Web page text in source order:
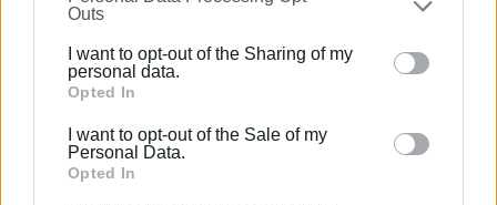
further disclose it to other third parties.
Please note that this website/app uses one or more
Google services and may gather and store information
behaviour. You may click to grant or deny consent to
Google and its third-party tags to use your data for
Outs
I want to opt-out of the Sharing of my
personal data.
Opted In
I want to opt-out of the Sale of my
Personal Data.
Opted In
1990 σε θέσεις υψηλής ευθύνης. Ειδικεύεται στις
καλλιτεχνικό ρεπορτάζ.
Ακολουθήστε το enimerosi στο Facebook